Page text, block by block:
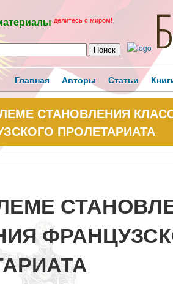
делитесь с миром!
Главная Авторы Статьи
СТАНОВЛЕНИЯ
ПРОЛЕТАРИАТА